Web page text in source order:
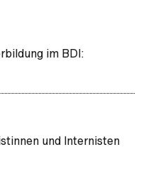
im BDI:
und Internisten